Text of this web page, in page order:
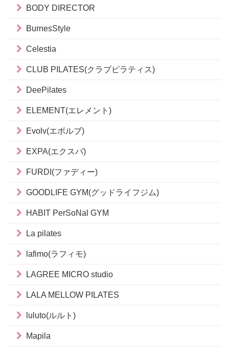
BODY DIRECTOR
BurnesStyle
Celestia
CLUB PILATES(クラブピラティス)
DeePilates
ELEMENT(エレメント)
Evolv(エボルブ)
EXPA(エクスパ)
FURDI(ファディー)
GOODLIFE GYM(グッドライフジム)
HABIT PerSoNal GYM
La pilates
lafimo(ラフィモ)
LAGREE MICRO studio
LALA MELLOW PILATES
luluto(ルルト)
Mapila